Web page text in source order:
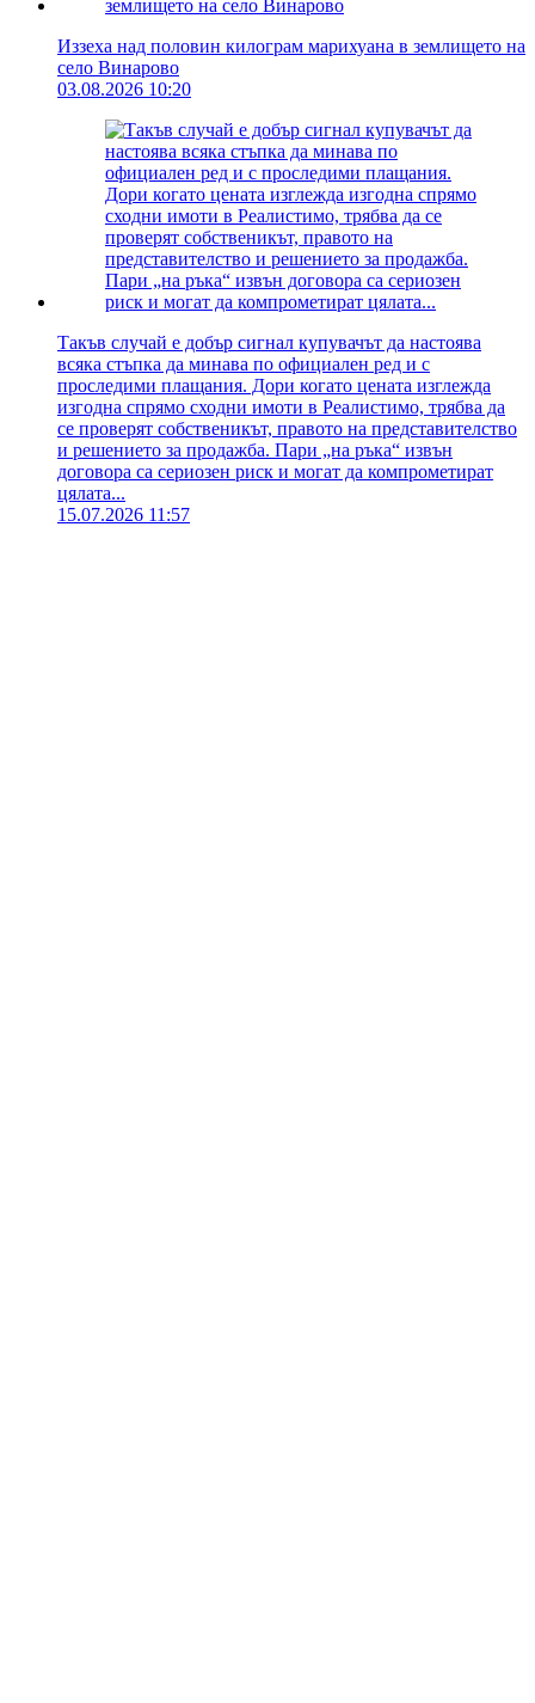
Иззеха над половин килограм марихуана в землището на
село Винарово
03.08.2026 10:20
Такъв случай е добър сигнал купувачът да настоява
всяка стъпка да минава по официален ред и с
проследими плащания. Дори когато цената изглежда
изгодна спрямо сходни имоти в Реалистимо, трябва да
се проверят собственикът, правото на представителство
и решението за продажба. Пари „на ръка“ извън
договора са сериозен риск и могат да компрометират
цялата...
15.07.2026 11:57